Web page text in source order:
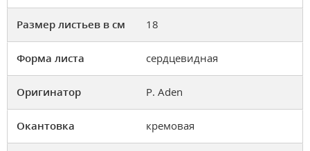
Размер листьев в см 18
Форма листа сердцевидная
Оригинатор P. Aden
Окантовка кремовая